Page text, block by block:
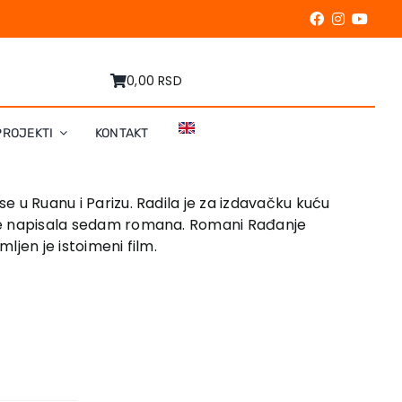
0,00 RSD
KONTAKT
Ruanu i Parizu. Radila je za izdavačku kuću
sedam romana. Romani Rađanje
je istoimeni film.